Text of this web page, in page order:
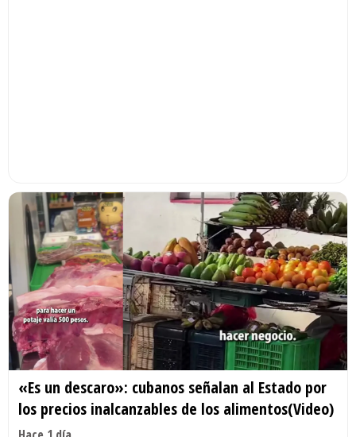
«Es un descaro»: cubanos señalan al Estado por
los precios inalcanzables de los alimentos(Video)